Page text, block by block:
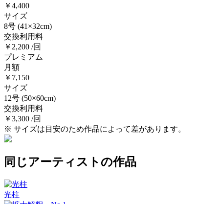
￥4,400
サイズ
8号 (41×32cm)
交換利用料
￥2,200 /回
プレミアム
月額
￥7,150
サイズ
12号 (50×60cm)
交換利用料
￥3,300 /回
※ サイズは目安のため作品によって差があります。
同じアーティストの作品
光柱